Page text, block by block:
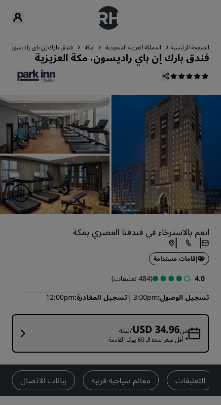
الصفحة الرئيسية المملكة العربية السعودية مكة فندق بارك إن باي راديسون،
فندق بارك إن باي راديسون، مكة العزيزية
انعم بالاسترخاء في فندقنا العصري بمكة
إقامات مستدامة
4.0
(484 تعليقات)
تسجيل الوصول 3:00pm تسجيل المغادرة 12:00pm
منUSD 34.96/ليلة
* أقل سعر لمدة الـ 60 يومًا القادمة
التعليقات معالم سياحية قريبة بيانات الاتصال